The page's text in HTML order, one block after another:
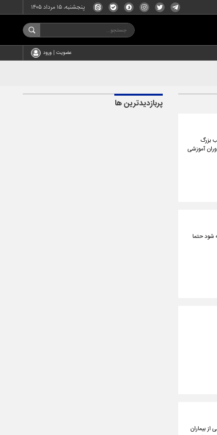
پنجشنبه، ۱۵ مرداد ۱۴۰۵
عضویت | ورود
بزرگ
آموزشی
شود حتما
بیماران
پربازدیدترین ها